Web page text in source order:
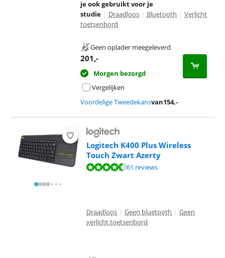
je ook gebruikt voor je
studie | Draadloos | Bluetooth | Verlicht
toetsenbord
Geen oplader meegeleverd
201,-
Morgen bezorgd
Vergelijken
Voordelige Tweedekansvan154,-
Logitech K400 Plus Wireless
Touch Zwart Azerty
Beoordeling is 8,9 van de 10, gebaseerd op 61 reviews.
61 reviews
Draadloos | Geen bluetooth | Geen
verlicht toetsenbord